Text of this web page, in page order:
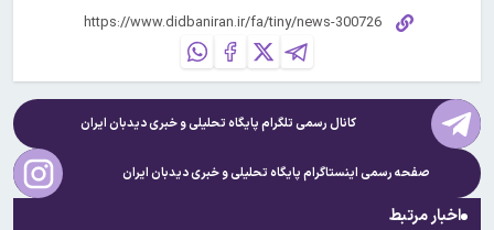
کانال رسمی تلگرام پایگاه تحلیلی و خبریدیدبان ایران
صفحه رسمی اینستاگرام پایگاه تحلیلی و خبریدیدبان ایران
اخبار مرتبط